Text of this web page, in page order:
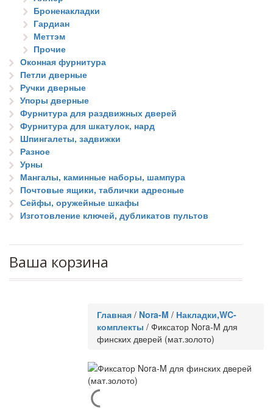
Броненакладки
Гардиан
Меттэм
Прочие
Оконная фурнитура
Петли дверные
Ручки дверные
Упоры дверные
Фурнитура для раздвижных дверей
Фурнитура для шкатулок, нард
Шпингалеты, задвижки
Разное
Урны
Мангалы, каминные наборы, шампура
Почтовые ящики, таблички адресные
Сейфы, оружейные шкафы
Изготовление ключей, дубликатов пультов
Ваша корзина
Главная / Nora-M / Накладки,WC-
комплекты / Фиксатор Nora-M для
финских дверей (мат.золото)